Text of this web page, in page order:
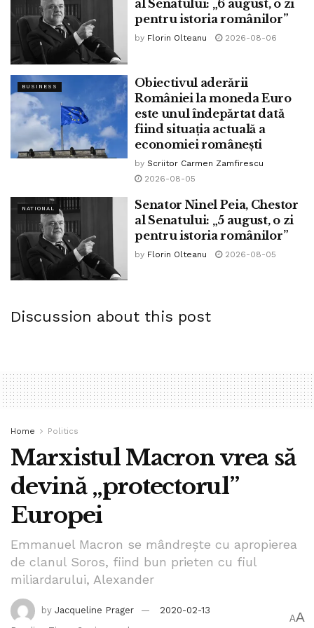
care a fost amestecat. Pe principiul, o mână spală pe alta
și amândouă jefuiesc țara!
Existența acestor probleme privind modul în care și-a
dobândit averea și numeroasele case explică de ce
Iohannis este dornic să-și asigure o majoritate
parlamentară obedientă. La fel și cu numirile în justiție, căci
Iohannis știe că într-o zi nu va mai fi apărat de gardul
Cotroceniului și cu siguranță nu-și dorește să fie chemat să
dea cu subsemnatul.
case dezvaluiri
klaus iohannis
al Senatului: „6 august, o zi
pentru istoria românilor”
by Florin Olteanu 2026-08-06
BUSINESS
Obiectivul aderării
României la moneda Euro
este unul îndepărtat dată
fiind situația actuală a
economiei românești
by Scriitor Carmen Zamfirescu
2026-08-05
NATIONAL
Senator Ninel Peia, Chestor
al Senatului: „5 august, o zi
pentru istoria românilor”
by Florin Olteanu 2026-08-05
Discussion about this post
Home Politics
Marxistul Macron vrea să
devină „protectorul”
Europei
Emmanuel Macron se mândrește cu apropierea
de clanul Soros, fiind bun prieten cu fiul
miliardarului, Alexander
by Jacqueline Prager
2020-02-13
AA